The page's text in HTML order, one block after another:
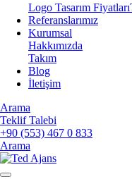
Logo Tasarım Fiyatları
Referanslarımız
Kurumsal
Hakkımızda
Takım
Blog
İletişim
Arama
Teklif Talebi
+90 (553) 467 0 833
Arama